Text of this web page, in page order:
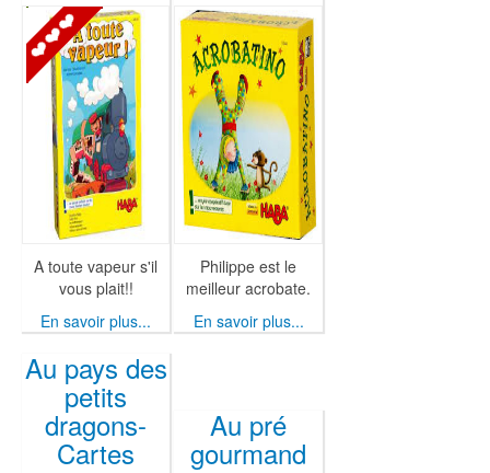
A toute vapeur s'il
vous plait!!
En savoir plus...
Philippe est le
meilleur acrobate.
En savoir plus...
Au pays des
petits
dragons-
Cartes
Au pré
gourmand